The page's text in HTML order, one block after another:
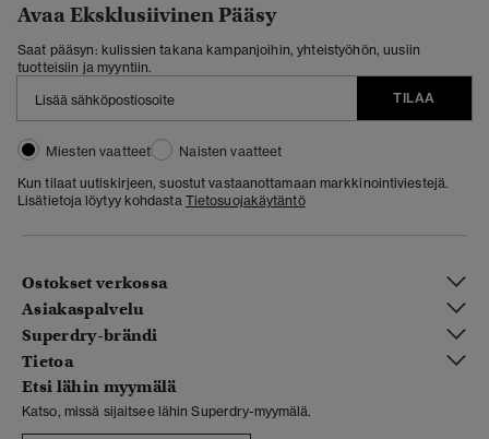
Avaa Eksklusiivinen Pääsy
Saat pääsyn: kulissien takana kampanjoihin, yhteistyöhön, uusiin
tuotteisiin ja myyntiin.
TILAA
Miesten vaatteet
Naisten vaatteet
Kun tilaat uutiskirjeen, suostut vastaanottamaan markkinointiviestejä.
Lisätietoja löytyy kohdasta Tietosuojakäytäntö
Ostokset verkossa
Asiakaspalvelu
Superdry-brändi
Tietoa
Etsi lähin myymälä
Katso, missä sijaitsee lähin Superdry-myymälä.